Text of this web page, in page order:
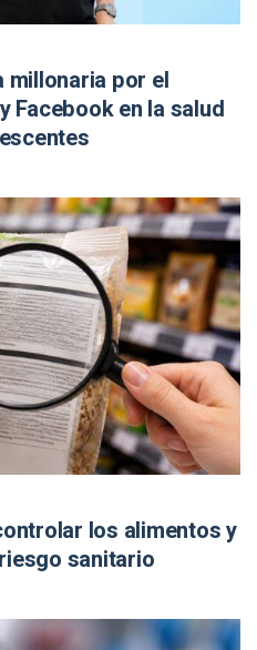
millonaria por el
Facebook en la salud
los alimentos y
sanitario